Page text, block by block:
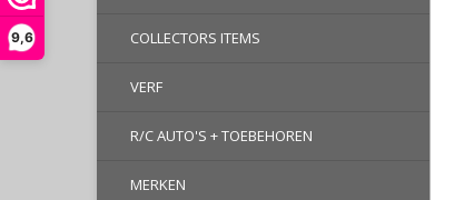
9,6 COLLECTORS ITEMS
VERF
R/C AUTO'S + TOEBEHOREN
MERKEN